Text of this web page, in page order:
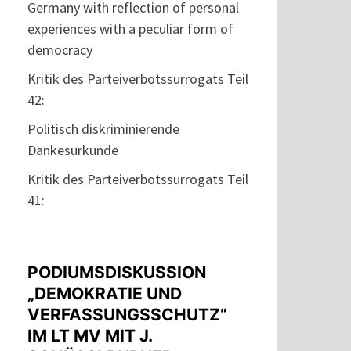
Germany with reflection of personal
experiences with a peculiar form of
democracy
Kritik des Parteiverbotssurrogats Teil
42:
Politisch diskriminierende
Dankesurkunde
Kritik des Parteiverbotssurrogats Teil
41:
PODIUMSDISKUSSION
„DEMOKRATIE UND
VERFASSUNGSSCHUTZ“
IM LT MV MIT J.